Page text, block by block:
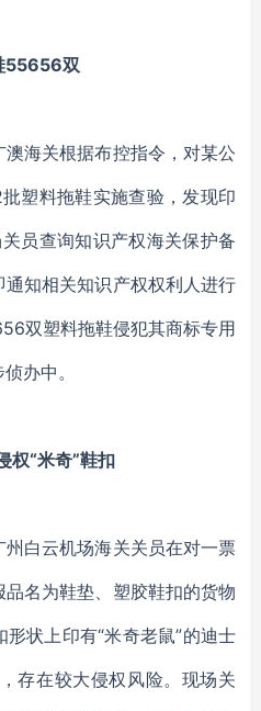
55656双
海关根据布控指令，对某公
塑料拖鞋实施查验，发现印
员查询知识产权海关保护备
知相关知识产权权利人进行
双塑料拖鞋侵犯其商标专用
办中。
权“米奇”鞋扣
白云机场海关关员在对一票
名为鞋垫、塑胶鞋扣的货物
状上印有“米奇老鼠”的迪士
存在较大侵权风险。现场关